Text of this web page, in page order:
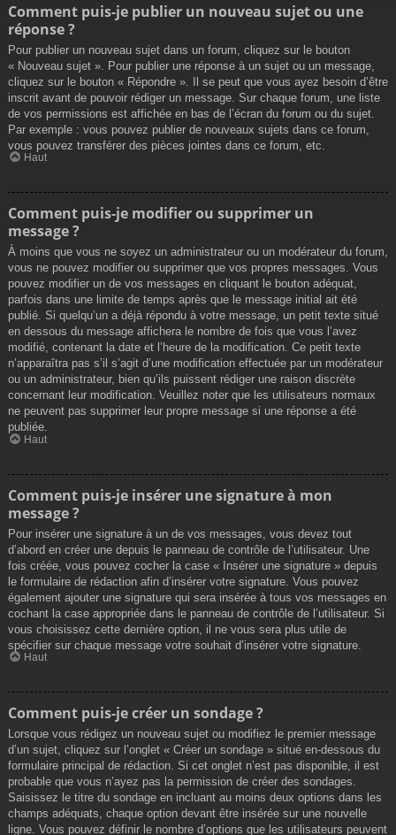
Comment puis-je publier un nouveau sujet ou une
réponse ?
Pour publier un nouveau sujet dans un forum, cliquez sur le bouton
« Nouveau sujet ». Pour publier une réponse à un sujet ou un message,
cliquez sur le bouton « Répondre ». Il se peut que vous ayez besoin d’être
inscrit avant de pouvoir rédiger un message. Sur chaque forum, une liste
de vos permissions est affichée en bas de l’écran du forum ou du sujet.
Par exemple : vous pouvez publier de nouveaux sujets dans ce forum,
vous pouvez transférer des pièces jointes dans ce forum, etc.
Haut
Comment puis-je modifier ou supprimer un
message ?
À moins que vous ne soyez un administrateur ou un modérateur du forum,
vous ne pouvez modifier ou supprimer que vos propres messages. Vous
pouvez modifier un de vos messages en cliquant le bouton adéquat,
parfois dans une limite de temps après que le message initial ait été
publié. Si quelqu’un a déjà répondu à votre message, un petit texte situé
en dessous du message affichera le nombre de fois que vous l’avez
modifié, contenant la date et l’heure de la modification. Ce petit texte
n’apparaîtra pas s’il s’agit d’une modification effectuée par un modérateur
ou un administrateur, bien qu’ils puissent rédiger une raison discrète
concernant leur modification. Veuillez noter que les utilisateurs normaux
ne peuvent pas supprimer leur propre message si une réponse a été
publiée.
Haut
Comment puis-je insérer une signature à mon
message ?
Pour insérer une signature à un de vos messages, vous devez tout
d’abord en créer une depuis le panneau de contrôle de l’utilisateur. Une
fois créée, vous pouvez cocher la case « Insérer une signature » depuis
le formulaire de rédaction afin d’insérer votre signature. Vous pouvez
également ajouter une signature qui sera insérée à tous vos messages en
cochant la case appropriée dans le panneau de contrôle de l’utilisateur. Si
vous choisissez cette dernière option, il ne vous sera plus utile de
spécifier sur chaque message votre souhait d’insérer votre signature.
Haut
Comment puis-je créer un sondage ?
Lorsque vous rédigez un nouveau sujet ou modifiez le premier message
d’un sujet, cliquez sur l’onglet « Créer un sondage » situé en-dessous du
formulaire principal de rédaction. Si cet onglet n’est pas disponible, il est
probable que vous n’ayez pas la permission de créer des sondages.
Saisissez le titre du sondage en incluant au moins deux options dans les
champs adéquats, chaque option devant être insérée sur une nouvelle
ligne. Vous pouvez définir le nombre d’options que les utilisateurs peuvent